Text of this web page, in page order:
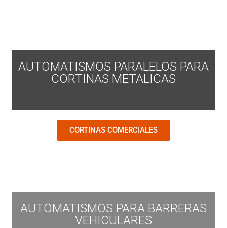
AUTOMATISMOS PARALELOS PARA
CORTINAS METALICAS
CORTINAS COMERCIALES
AUTOMATISMOS PARA BARRERAS
VEHICULARES